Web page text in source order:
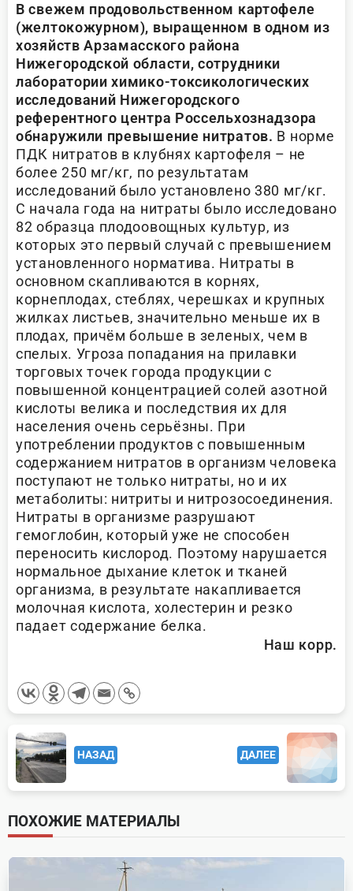
В свежем продовольственном картофеле
(желтокожурном), выращенном в одном из
хозяйств Арзамасского района
Нижегородской области, сотрудники
лаборатории химико-токсикологических
исследований Нижегородского
референтного центра Россельхознадзора
обнаружили превышение нитратов. В норме
ПДК нитратов в клубнях картофеля – не
более 250 мг/кг, по результатам
исследований было установлено 380 мг/кг.
С начала года на нитраты было исследовано
82 образца плодоовощных культур, из
которых это первый случай с превышением
установленного норматива. Нитраты в
основном скапливаются в корнях,
корнеплодах, стеблях, черешках и крупных
жилках листьев, значительно меньше их в
плодах, причём больше в зеленых, чем в
спелых. Угроза попадания на прилавки
торговых точек города продукции с
повышенной концентрацией солей азотной
кислоты велика и последствия их для
населения очень серьёзны. При
употреблении продуктов с повышенным
содержанием нитратов в организм человека
поступают не только нитраты, но и их
метаболиты: нитриты и нитрозосоединения.
Нитраты в организме разрушают
гемоглобин, который уже не способен
переносить кислород. Поэтому нарушается
нормальное дыхание клеток и тканей
организма, в результате накапливается
молочная кислота, холестерин и резко
падает содержание белка.
Наш корр.
<span
class="nav-
subtitle
screen-
reader-
text">Page</span>
НАЗАД ДАЛЕЕ
ПОХОЖИЕ МАТЕРИАЛЫ